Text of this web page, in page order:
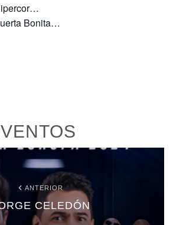
Bonita…
ANTERIOR
CELEDÓN